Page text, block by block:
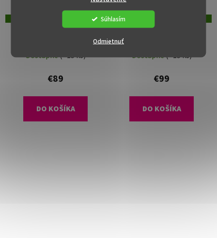
Odmietnuť
Súhlasím
Dostupné(>15 ks)
€89
DO KOŠÍKA
Dostupné(>15 ks)
€99
DO KOŠÍKA